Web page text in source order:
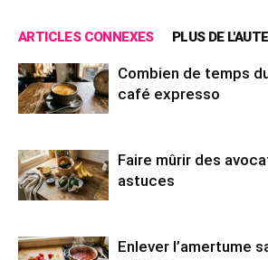
ARTICLES CONNEXES PLUS DE
Combien de temps
café expresso
Faire mûrir des
astuces
Enlever l’amertume